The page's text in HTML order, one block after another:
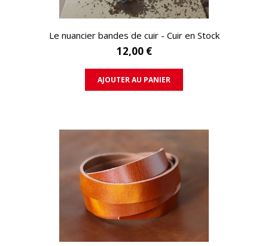
APERÇU RAPIDE
Le nuancier bandes de cuir - Cuir en Stock
12,00 €
AJOUTER AU PANIER